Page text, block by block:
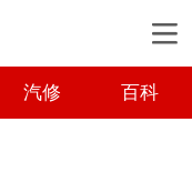
汽修 百科